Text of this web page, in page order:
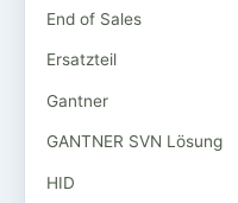
End of Sales
Ersatzteil
Gantner
GANTNER SVN Lösung
HID